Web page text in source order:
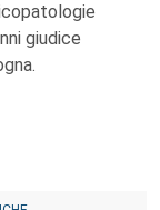
giudice